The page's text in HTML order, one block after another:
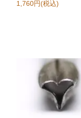
1,760円(税込)